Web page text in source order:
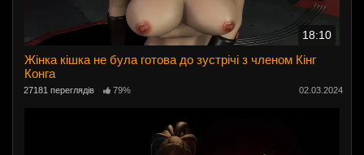
18:10
Жінка кішка не була готова до зустрічі з членом Кінг
Конга
27181 переглядів 79% 02.03.2024